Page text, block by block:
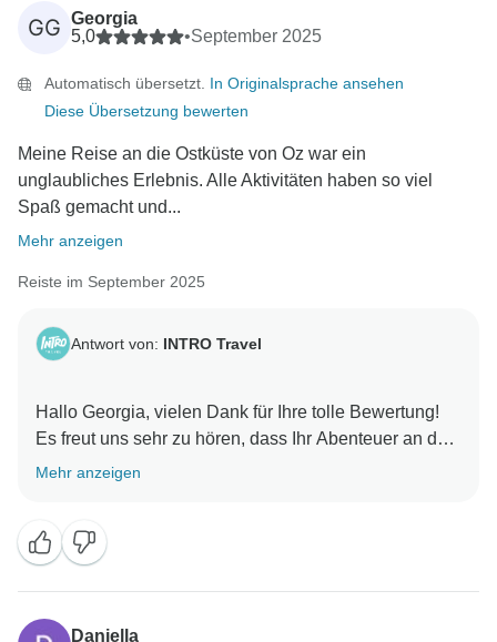
Mit freundlichen Grüßen,
GG Georgia
5,0
•September 2025
Automatisch übersetzt. In Originalsprache ansehen
Diese Übersetzung bewerten
Meine Reise an die Ostküste von Oz war ein
unglaubliches Erlebnis. Alle Aktivitäten haben so viel
Spaß gemacht und...
Mehr anzeigen
Reiste im September 2025
Antwort von: INTRO Travel
Hallo Georgia, vielen Dank für Ihre tolle Bewertung!
Es freut uns sehr zu hören, dass Ihr Abenteuer an der
Ostküste genau so war, wie Sie es sich erhofft haben
hat. Es ist schön zu wissen, dass die Aktivitäten, die
Unterkunft und die Organisation es Ihnen ermöglicht
haben, sich zu entspannen und sich auf die
Erinnerungen mit Ihrer Gruppe zu konzentrieren.
Mehr anzeigen
Daniella